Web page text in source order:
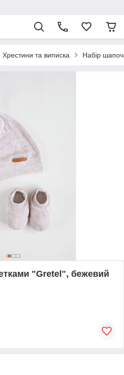
Хрестини та виписка Набір
"Gretel", бежевий